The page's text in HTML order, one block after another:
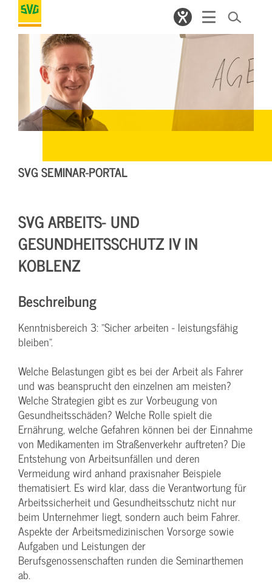
SVG SEMINAR-PORTAL
SVG ARBEITS- UND
GESUNDHEITSSCHUTZ IV IN
KOBLENZ
Beschreibung
Kenntnisbereich 3: "Sicher arbeiten - leistungsfähig
bleiben".
Welche Belastungen gibt es bei der Arbeit als Fahrer
und was beansprucht den einzelnen am meisten?
Welche Strategien gibt es zur Vorbeugung von
Gesundheitsschäden? Welche Rolle spielt die
Ernährung, welche Gefahren können bei der Einnahme
von Medikamenten im Straßenverkehr auftreten? Die
Entstehung von Arbeitsunfällen und deren
Vermeidung wird anhand praxisnaher Beispiele
thematisiert. Es wird klar, dass die Verantwortung für
Arbeitssicherheit und Gesundheitsschutz nicht nur
beim Unternehmer liegt, sondern auch beim Fahrer.
Aspekte der Arbeitsmedizinischen Vorsorge sowie
Aufgaben und Leistungen der
Berufsgenossenschaften runden die Seminarthemen
ab.